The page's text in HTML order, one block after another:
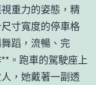
重力的姿態，精
寸寬度的停車格
蹈，流暢、完
。跑車的駕駛座上
，她戴著一副透